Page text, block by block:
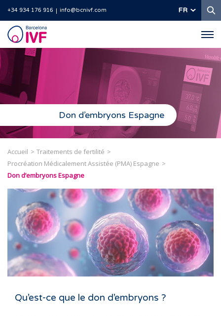
+34 934 176 916 info@bcnivf.com FR
Barcelona
IVF
Don d’embryons Espagne
Accueil
Traitements de fertilité
Procréation Médicalement Assistée (PMA) Espagne
Don d’embryons Espagne
Qu’est-ce que le don d’embryons ?